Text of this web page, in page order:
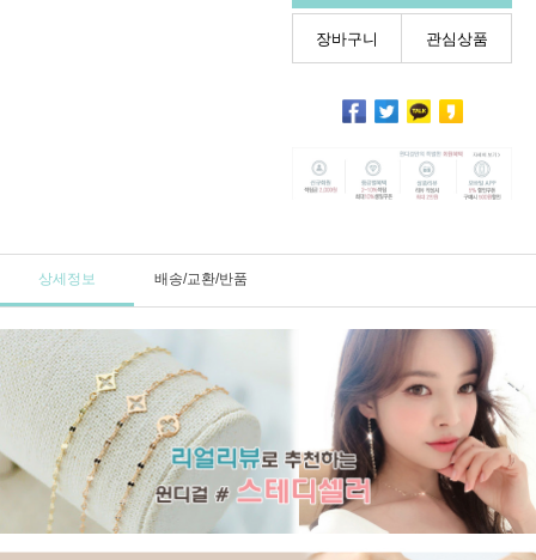
장바구니 관심상품
상세정보 배송/교환/반품